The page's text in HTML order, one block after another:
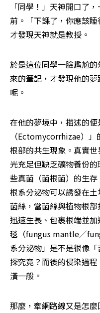
「同學！」天神開口了
前。「下課了，你應該
才發現天神就是教授。
於是這位同學一臉尷尬
來的筆記，才發現他的
呢。
在他的夢境中，描述的
（Ectomycorrhizae）
根部的共生現象。真實
光充足但缺乏礦物養份
些真菌（菌根菌）的生
根系分泌物可以誘發在
菌絲，當菌絲與植物根
迅速生長、包裹根端並
毯（fungus mantle／
系分泌物」是不是很像
探究竟？而後的侵染過
潢一般。
那麼，牽網路線又是怎